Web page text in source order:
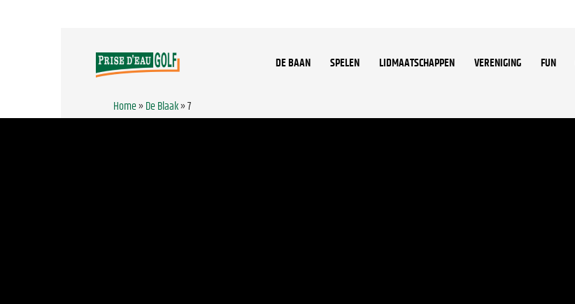
DE BAAN SPELEN LIDMAATSCHAPPEN VERENIGING FUN
Home» De Blaak»7